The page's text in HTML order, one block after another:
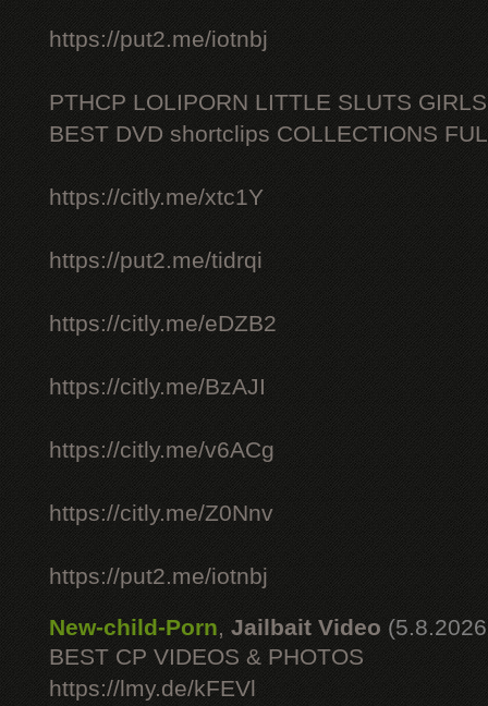
https://put2.me/iotnbj
PTHCP LOLIPORN LITTLE SLUTS
BEST DVD shortclips COLLECTIONS
https://citly.me/xtc1Y
https://put2.me/tidrqi
https://citly.me/eDZB2
https://citly.me/BzAJI
https://citly.me/v6ACg
https://citly.me/Z0Nnv
https://put2.me/iotnbj
New-child-Porn, Jailbait Video
BEST CP VIDEOS & PHOTOS
https://lmy.de/kFEVl